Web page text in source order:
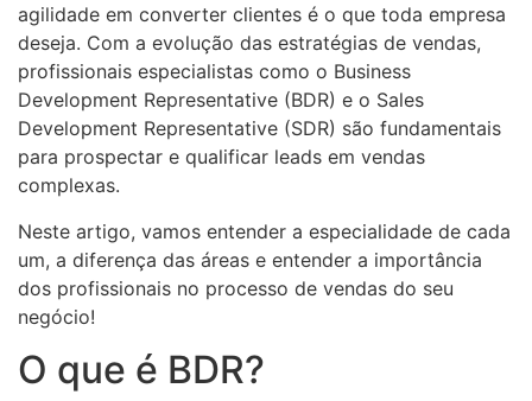
agilidade em converter clientes é o que toda empresa
deseja. Com a evolução das estratégias de vendas,
profissionais especialistas como o Business
Development Representative (BDR) e o Sales
Development Representative (SDR) são fundamentais
para prospectar e qualificar leads em vendas
complexas.
Neste artigo, vamos entender a especialidade de cada
um, a diferença das áreas e entender a importância
dos profissionais no processo de vendas do seu
negócio!
O que é BDR?